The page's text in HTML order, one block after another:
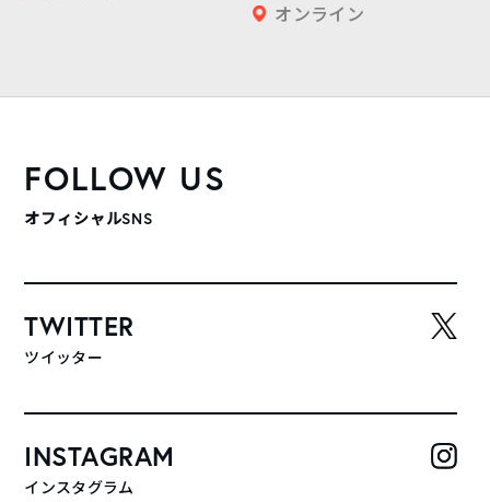
オンライン
FOLLOW US
オフィシャルSNS
TWITTER
ツイッター
INSTAGRAM
インスタグラム